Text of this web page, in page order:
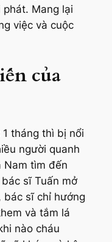
Mang lại
việc và cuộc
của
tháng thì bị nổi
người quanh
Nam tìm đến
sĩ Tuấn mở
bác sĩ chỉ hướng
và tắm lá
nào cháu